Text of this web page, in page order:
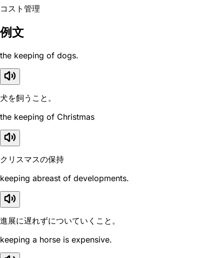
コスト管理
例文
the keeping of dogs.
犬を飼うこと。
the keeping of Christmas
クリスマスの保持
keeping abreast of developments.
進展に遅れずについていくこと。
keeping a horse is expensive.